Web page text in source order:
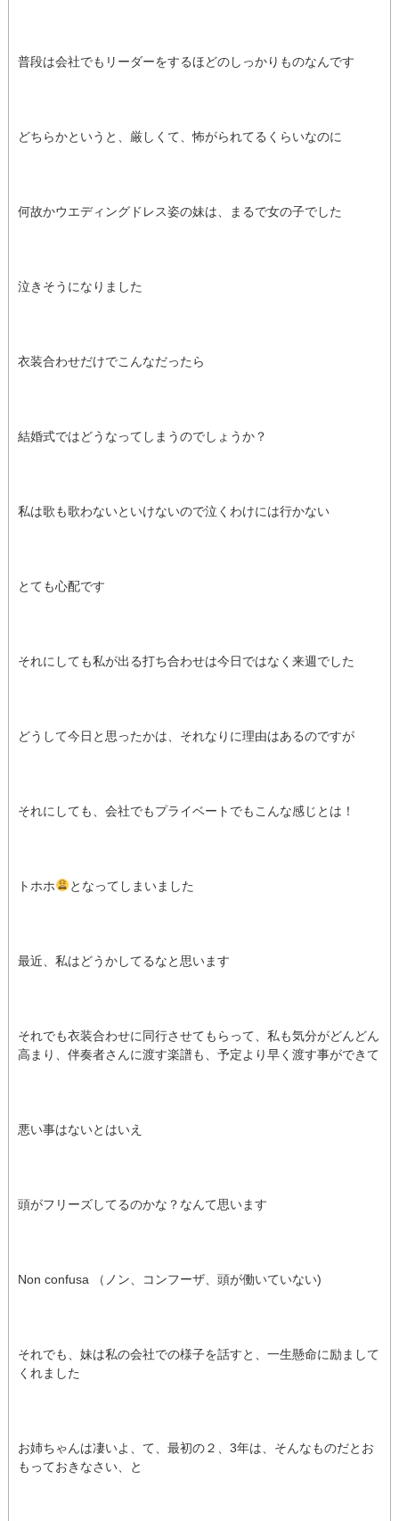
普段は会社でもリーダーをするほどのしっかりものなんです
どちらかというと、厳しくて、怖がられてるくらいなのに
何故かウエディングドレス姿の妹は、まるで女の子でした
泣きそうになりました
衣装合わせだけでこんなだったら
結婚式ではどうなってしまうのでしょうか？
私は歌も歌わないといけないので泣くわけには行かない
とても心配です
それにしても私が出る打ち合わせは今日ではなく来週でした
どうして今日と思ったかは、それなりに理由はあるのですが
それにしても、会社でもプライベートでもこんな感じとは！
トホホ となってしまいました
最近、私はどうかしてるなと思います
それでも衣装合わせに同行させてもらって、私も気分がどんどん
高まり、伴奏者さんに渡す楽譜も、予定より早く渡す事ができて
悪い事はないとはいえ
頭がフリーズしてるのかな？なんて思います
Non confusa （ノン、コンフーザ、頭が働いていない)
それでも、妹は私の会社での様子を話すと、一生懸命に励まして
くれました
お姉ちゃんは凄いよ、て、最初の２、3年は、そんなものだとお
もっておきなさい、と